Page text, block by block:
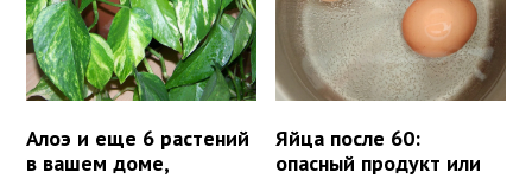
Алоэ и еще 6 растений
в вашем доме,
Яйца после 60:
опасный продукт или